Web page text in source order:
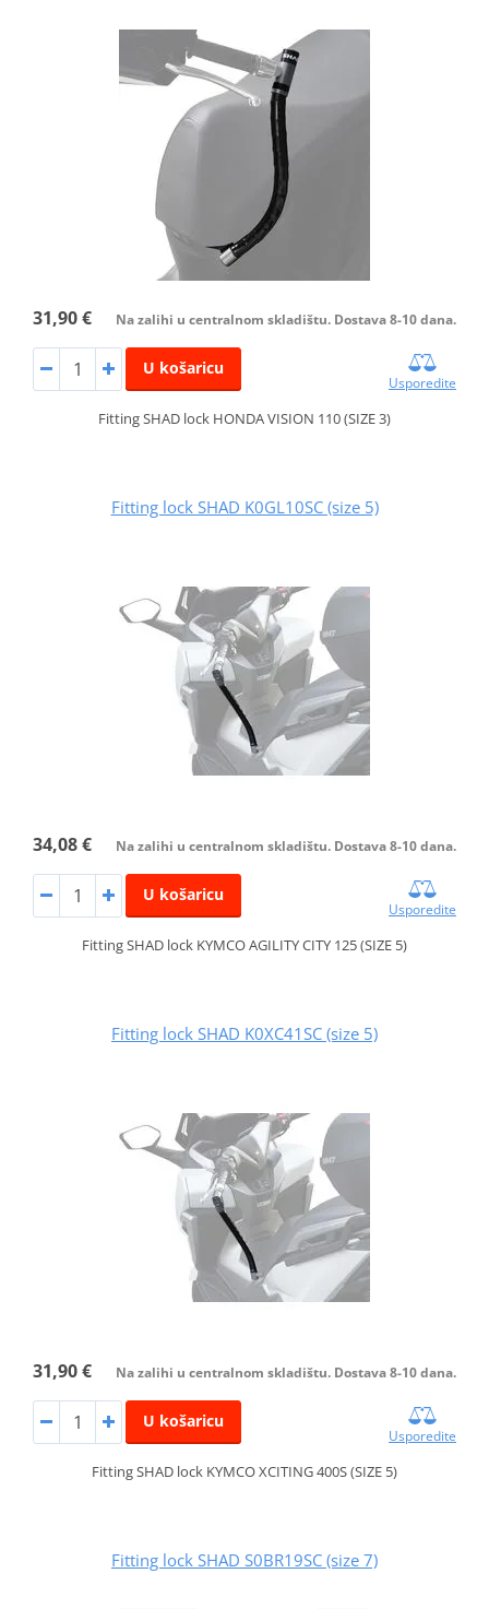
31,90 € Na zalihi u centralnom skladištu. Dostava 8-10 dana.
U košaricu
Usporedite
Fitting SHAD lock HONDA VISION 110 (SIZE 3)
Fitting lock SHAD K0GL10SC (size 5)
34,08 € Na zalihi u centralnom skladištu. Dostava 8-10 dana.
U košaricu
Usporedite
Fitting SHAD lock KYMCO AGILITY CITY 125 (SIZE 5)
Fitting lock SHAD K0XC41SC (size 5)
31,90 € Na zalihi u centralnom skladištu. Dostava 8-10 dana.
U košaricu
Usporedite
Fitting SHAD lock KYMCO XCITING 400S (SIZE 5)
Fitting lock SHAD S0BR19SC (size 7)